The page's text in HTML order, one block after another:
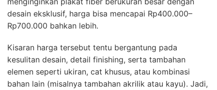
desain eksklusif, harga bisa mencapai Rp400.000–
Rp700.000 bahkan lebih.
Kisaran harga tersebut tentu bergantung pada
kesulitan desain, detail finishing, serta tambahan
elemen seperti ukiran, cat khusus, atau kombinasi
bahan lain (misalnya tambahan akrilik atau kayu). Jadi,